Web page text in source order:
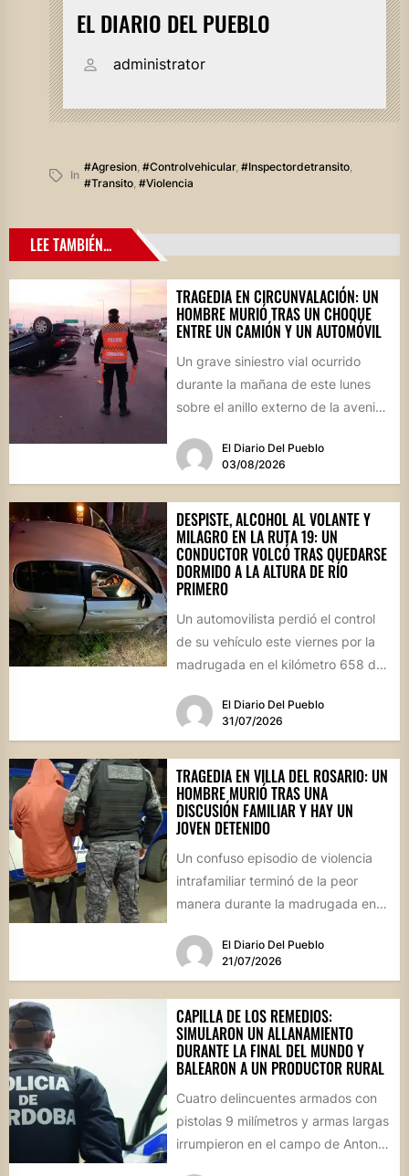
EL DIARIO DEL PUEBLO
administrator
In
#agresion, #controlvehicular, #inspectordetransito,
#transito, #violencia
LEE TAMBIÉN...
TRAGEDIA EN CIRCUNVALACIÓN: UN
HOMBRE MURIÓ TRAS UN CHOQUE
ENTRE UN CAMIÓN Y UN AUTOMÓVIL
Un grave siniestro vial ocurrido
durante la mañana de este lunes
sobre el anillo externo de la avenida
El Diario Del Pueblo
03/08/2026
DESPISTE, ALCOHOL AL VOLANTE Y
MILAGRO EN LA RUTA 19: UN
CONDUCTOR VOLCÓ TRAS QUEDARSE
DORMIDO A LA ALTURA DE RÍO
PRIMERO
Un automovilista perdió el control
de su vehículo este viernes por la
madrugada en el kilómetro 658 de
El Diario Del Pueblo
31/07/2026
TRAGEDIA EN VILLA DEL ROSARIO: UN
HOMBRE MURIÓ TRAS UNA
DISCUSIÓN FAMILIAR Y HAY UN
JOVEN DETENIDO
Un confuso episodio de violencia
intrafamiliar terminó de la peor
manera durante la madrugada en
El Diario Del Pueblo
21/07/2026
CAPILLA DE LOS REMEDIOS:
SIMULARON UN ALLANAMIENTO
DURANTE LA FINAL DEL MUNDO Y
BALEARON A UN PRODUCTOR RURAL
Cuatro delincuentes armados con
pistolas 9 milímetros y armas largas
irrumpieron en el campo de Antonio